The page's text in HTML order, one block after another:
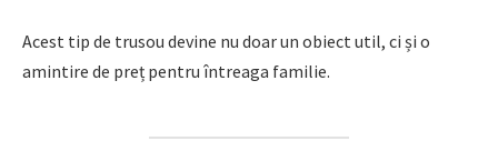
Acest tip de trusou devine nu doar un obiect util, ci și o
amintire de preț pentru întreaga familie.